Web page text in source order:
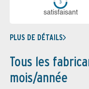
sa­tis­fai­sant
PLUS DE DÉTAILS
Tous les
mois/année